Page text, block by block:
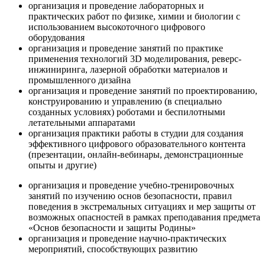
организация и проведение лабораторных и
практических работ по физике, химии и биологии с
использованием высокоточного цифрового
оборудования
организация и проведение занятий по практике
применения технологий 3D моделирования, реверс-
инжиниринга, лазерной обработки материалов и
промышленного дизайна
организация и проведение занятий по проектированию,
конструированию и управлению (в специально
созданных условиях) роботами и беспилотными
летательными аппаратами
организация практики работы в студии для создания
эффективного цифрового образовательного контента
(презентации, онлайн-вебинары, демонстрационные
опыты и другие)
организация и проведение учебно-тренировочных
занятий по изучению основ безопасности, правил
поведения в экстремальных ситуациях и мер защиты от
возможных опасностей в рамках преподавания предмета
«Основ безопасности и защиты Родины»
организация и проведение научно-практических
мероприятий, способствующих развитию